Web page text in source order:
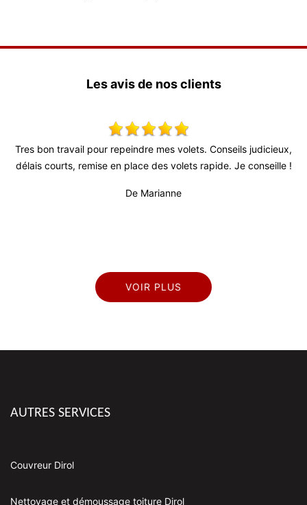
Les avis de nos clients
mes volets. Conseils judicieux,
en place des volets rapide. Je conseille !
Très bon relationnel,
fiable (surtout au vu
VOIR PLUS
AUTRES SERVICES
Couvreur Dirol
Nettoyage et démoussage toiture Dirol